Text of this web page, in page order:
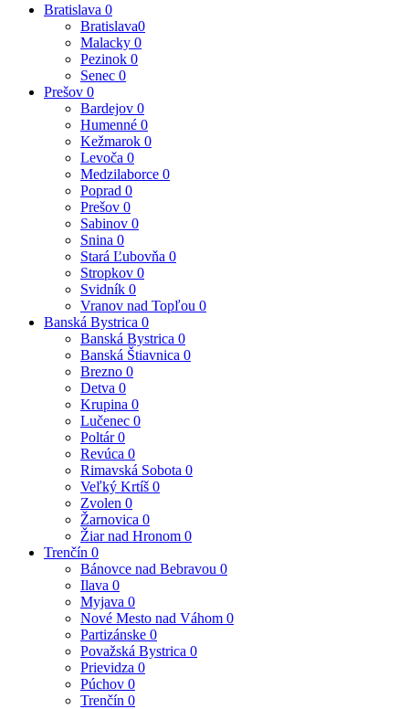
Bratislava 0
Bratislava0
Malacky 0
Pezinok 0
Senec 0
Prešov 0
Bardejov 0
Humenné 0
Kežmarok 0
Levoča 0
Medzilaborce 0
Poprad 0
Prešov 0
Sabinov 0
Snina 0
Stará Ľubovňa 0
Stropkov 0
Svidník 0
Vranov nad Topľou 0
Banská Bystrica 0
Banská Bystrica 0
Banská Štiavnica 0
Brezno 0
Detva 0
Krupina 0
Lučenec 0
Poltár0
Revúca 0
Rimavská Sobota 0
Veľký Krtíš 0
Zvolen 0
Žarnovica 0
Žiar nad Hronom 0
Trenčín 0
Bánovce nad Bebravou 0
Ilava 0
Myjava 0
Nové Mesto nad Váhom 0
Partizánske 0
Považská Bystrica 0
Prievidza 0
Púchov 0
Trenčín 0